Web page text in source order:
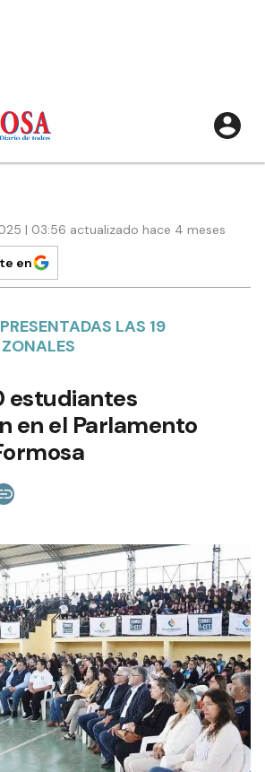
| 03:56 actualizado hace 4 meses
en
LAS 19
estudiantes
en el Parlamento